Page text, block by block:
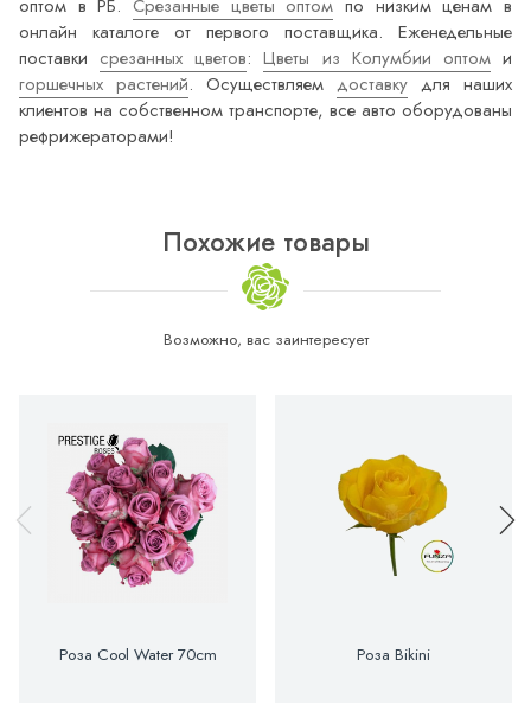
оптом в РБ. Срезанные цветы оптом по низким ценам в
онлайн каталоге от первого поставщика. Еженедельные
поставкисрезанных цветов:Цветы из Колумбии оптоми
горшечных растений. Осуществляем доставку для наших
клиентов на собственном транспорте, все авто оборудованы
рефрижераторами!
Похожие товары
Возможно, вас заинтересует
Роза Cool Water 70cm Роза Bikini